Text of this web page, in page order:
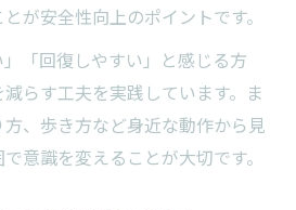
が安全性向上のポイントです。
」「回復しやすい」と感じる方
らす工夫を実践しています。ま
、歩き方など身近な動作から見
意識を変えることが大切です。